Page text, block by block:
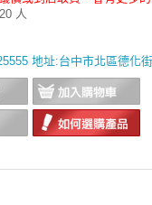
人
地址:台中市北區德化